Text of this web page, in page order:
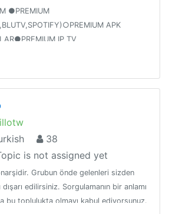
●PREMIUM
APK
IP TV
İNTERNET PAYLAŞIMLARI●SÜPRİZ
PAYLAŞIMLARIVE DAHA FAZLASI
UNUTMAYINIZ...
38
is not assigned yet
Grubun önde gelenleri sizden
edilirsiniz. Sorgulamanın bir anlamı
bu toplulukta olmayı kabul ediyorsunuz.